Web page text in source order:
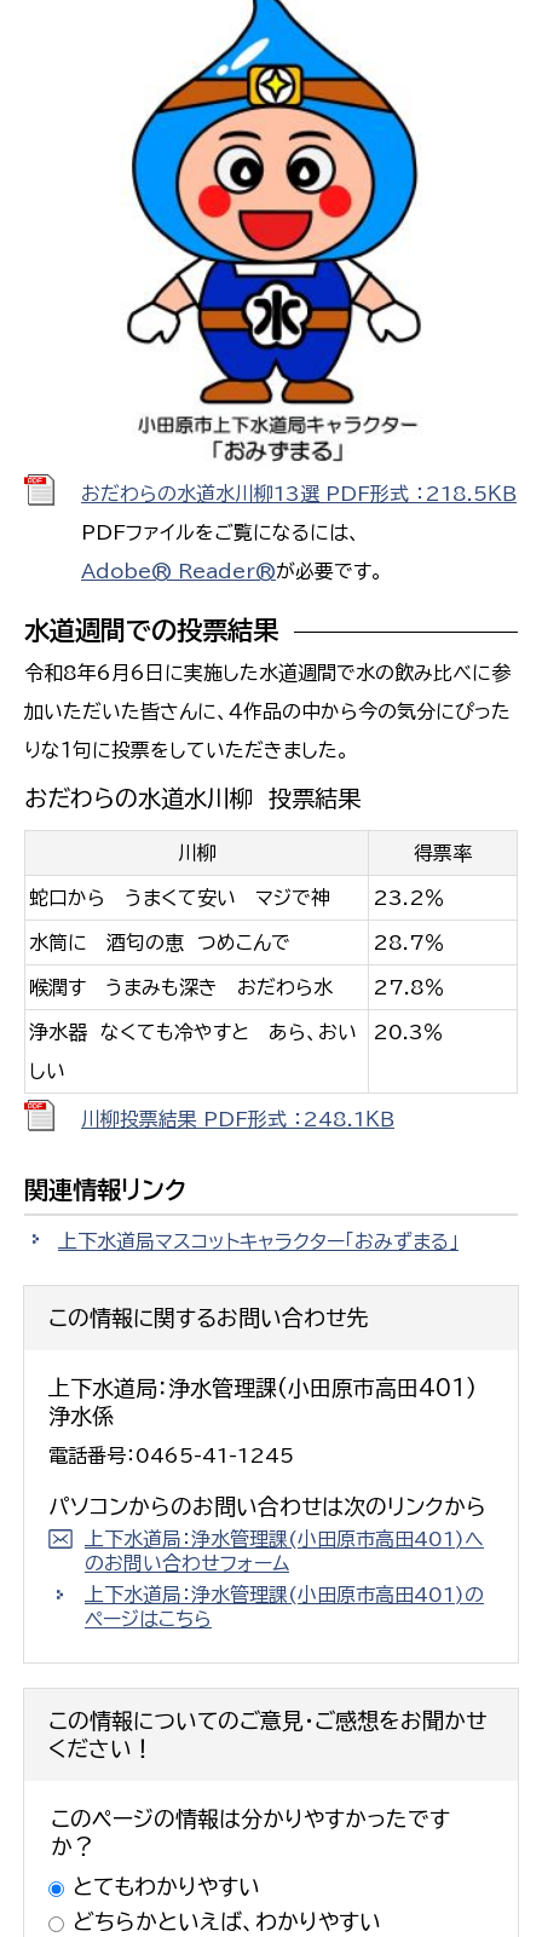
おだわらの水道水川柳13選 PDF形式 ：218.5ＫＢ
PDFファイルをご覧になるには、
Adobe® Reader®が必要です。
水道週間での投票結果
令和8年6月6日に実施した水道週間で水の飲み比べに参
加いただいた皆さんに、４作品の中から今の気分にぴった
りな１句に投票をしていただきました。
おだわらの水道水川柳 投票結果
川柳 得票率
蛇口から うまくて安い マジで神 23.2％
水筒に 酒匂の恵 つめこんで 28.7％
喉潤す うまみも深き おだわら水 27.8％
浄水器 なくても冷やすと あら、おい
しい
20.3％
川柳投票結果 PDF形式 ：248.1ＫＢ
関連情報リンク
上下水道局マスコットキャラクター「おみずまる」
この情報に関するお問い合わせ先
上下水道局：浄水管理課(小田原市高田401)
浄水係
電話番号：0465-41-1245
パソコンからのお問い合わせは次のリンクから
上下水道局：浄水管理課(小田原市高田401)へ
のお問い合わせフォーム
上下水道局：浄水管理課(小田原市高田401)の
ページはこちら
この情報についてのご意見・ご感想をお聞かせ
ください！
このページの情報は分かりやすかったです
か？
とてもわかりやすい
どちらかといえば、わかりやすい